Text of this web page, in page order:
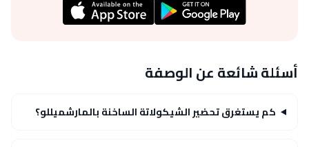
أسئلة شائعة عن الوصفة
كم يستغرق تحضير الشيكولاتة الساخنة بالمارشميللو؟